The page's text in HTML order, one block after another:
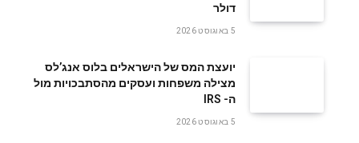
‬דולר
5 באוגוסט 2026
‬ה- IRS
5 באוגוסט 2026